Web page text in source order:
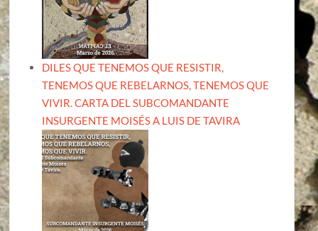
DILES QUE TENEMOS QUE RESISTIR,
TENEMOS QUE REBELARNOS, TENEMOS QUE
VIVIR. CARTA DEL SUBCOMANDANTE
INSURGENTE MOISÉS A LUIS DE TAVIRA